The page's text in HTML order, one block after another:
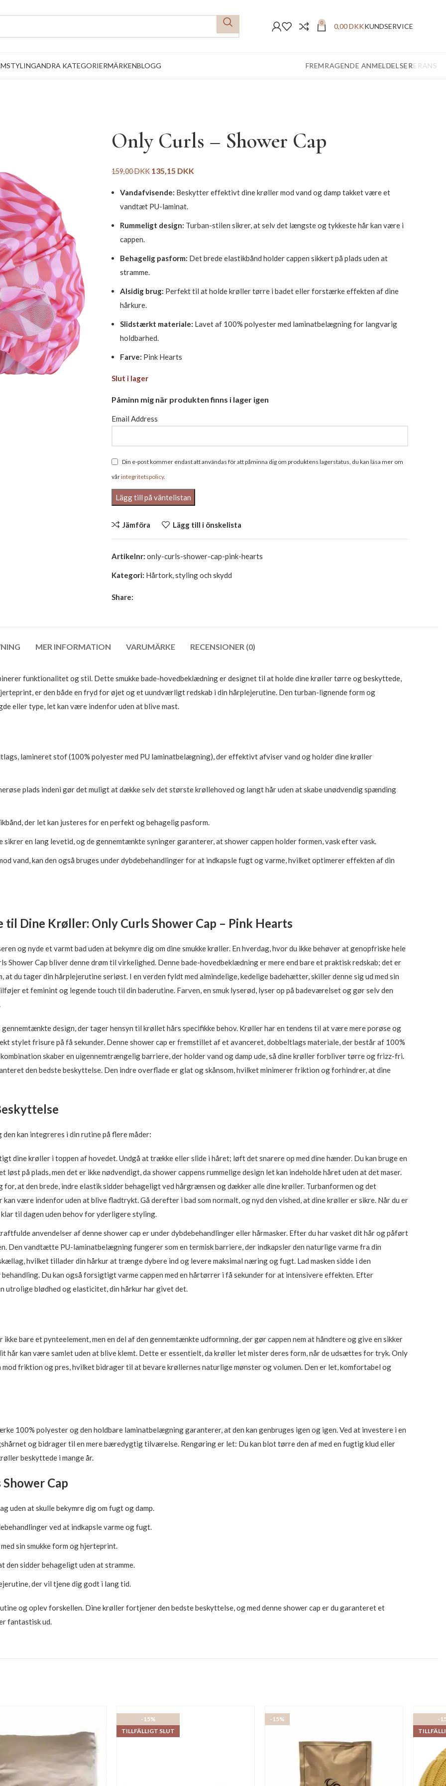
0 0,00DKKKUNDSERVICE
STYLINGANDRA KATEGORIERMÄRKENBLOGG FREMRAGENDE ANMELDELSER
Only Curls – Shower Cap
159,00DKK 135,15 DKK
Vandafvisende: Beskytter effektivt dine krøller mod vand og damp takket være et
vandtæt PU-laminat.
Rummeligt design: Turban-stilen sikrer, at selv det længste og tykkeste hår kan være i
cappen.
Behagelig pasform: Det brede elastikbånd holder cappen sikkert på plads uden at
stramme.
Alsidig brug: Perfekt til at holde krøller tørre i badet eller forstærke effekten af dine
hårkure.
Slidstærkt materiale: Lavet af 100% polyester med laminatbelægning for langvarig
holdbarhed.
Farve: Pink Hearts
Slut i lager
Påminn mig när produkten finns i lager igen
Email Address
Din e-post kommer endast att användas för att påminna dig om produktens lagerstatus, du kan läsa mer om
vårintegritetspolicy.
Jämföra Lägg till i önskelista
Artikelnr: only-curls-shower-cap-pink-hearts
Kategori: Hårtork, styling och skydd
Share:
MER INFORMATION VARUMÄRKE RECENSIONER (0)
funktionalitet og stil. Dette smukke bade-hovedbeklædning er designet til at holde dine krøller tørre og beskyttede,
er den både en fryd for øjet og et uundværligt redskab i din hårplejerutine. Den turban-lignende form og
eller type, let kan være indenfor uden at blive mast.
lamineret stof (100% polyester med PU laminatbelægning), der effektivt afviser vand og holder dine krøller
plads indeni gør det muligt at dække selv det største krøllehoved og langt hår uden at skabe unødvendig spænding
der let kan justeres for en perfekt og behagelig pasform.
en lang levetid, og de gennemtænkte syninger garanterer, at shower cappen holder formen, vask efter vask.
vand, kan den også bruges under dybdebehandlinger for at indkapsle fugt og varme, hvilket optimerer effekten af din
Dine Krøller: Only Curls Shower Cap – Pink Hearts
og nyde et varmt bad uden at bekymre dig om dine smukke krøller. En hverdag, hvor du ikke behøver at genopfriske hele
Cap bliver denne drøm til virkelighed. Denne bade-hovedbeklædning er mere end bare et praktisk redskab; det er
du tager din hårplejerutine seriøst. I en verden fyldt med almindelige, kedelige badehætter, skiller denne sig ud med sin
et feminint og legende touch til din baderutine. Farven, en smuk lyserød, lyser op på badeværelset og gør selv den
design, der tager hensyn til krøllet hårs specifikke behov. Krøller har en tendens til at være mere porøse og
stylet frisure på få sekunder. Denne shower cap er fremstillet af et avanceret, dobbeltlags materiale, der består af 100%
skaber en uigennemtrængelig barriere, der holder vand og damp ude, så dine krøller forbliver tørre og frizz-fri.
den bedste beskyttelse. Den indre overflade er glat og skånsom, hvilket minimerer friktion og forhindrer, at dine
kan integreres i din rutine på flere måder:
dine krøller i toppen af hovedet. Undgå at trække eller slide i håret; løft det snarere op med dine hænder. Du kan bruge en
på plads, men det er ikke nødvendigt, da shower cappens rummelige design let kan indeholde håret uden at det maser.
at den brede, indre elastik sidder behageligt ved hårgrænsen og dækker alle dine krøller. Turbanformen og det
være indenfor uden at blive fladtrykt. Gå derefter i bad som normalt, og nyd den vished, at dine krøller er sikre. Når du er
til dagen uden behov for yderligere styling.
anvendelser af denne shower cap er under dybdebehandlinger eller hårmasker. Efter du har vasket dit hår og påført
Den vandtætte PU-laminatbelægning fungerer som en termisk barriere, der indkapsler den naturlige varme fra din
hvilket tillader din hårkur at trænge dybere ind og levere maksimal næring og fugt. Lad masken sidde i den
Du kan også forsigtigt varme cappen med en hårtørrer i få sekunder for at intensivere effekten. Efter
utrolige blødhed og elasticitet, din hårkur har givet det.
bare et pynteelement, men en del af den gennemtænkte udformning, der gør cappen nem at håndtere og give en sikker
hår kan være samlet uden at blive klemt. Dette er essentielt, da krøller let mister deres form, når de udsættes for tryk. Only
mod friktion og pres, hvilket bidrager til at bevare krøllernes naturlige mønster og volumen. Den er let, komfortabel og
100% polyester og den holdbare laminatbelægning garanterer, at den kan genbruges igen og igen. Ved at investere i en
og bidrager til en mere bæredygtig tilværelse. Rengøring er let: Du kan blot tørre den af med en fugtig klud eller
beskyttede i mange år.
Cap
uden at skulle bekymre dig om fugt og damp.
ved at indkapsle varme og fugt.
sin smukke form og hjerteprint.
den sidder behageligt uden at stramme.
der vil tjene dig godt i lang tid.
og oplev forskellen. Dine krøller fortjener den bedste beskyttelse, og med denne shower cap er du garanteret et
fantastisk ud.
-15%
TILLFÄLLIGT SLUT
-15%
-